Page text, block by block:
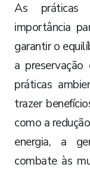
As práticas
importância
garantir o
a
práticas
trazer
como a
energia, a
combate às